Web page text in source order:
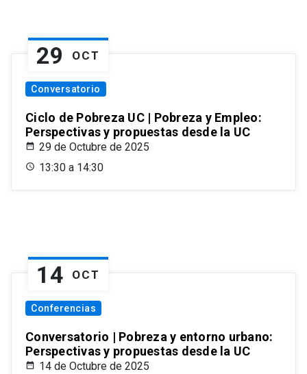
29 OCT
Conversatorio
Ciclo de Pobreza UC | Pobreza y Empleo:
Perspectivas y propuestas desde la UC
29 de Octubre de 2025
13:30 a 14:30
14 OCT
Conferencias
Conversatorio | Pobreza y entorno urbano:
Perspectivas y propuestas desde la UC
14 de Octubre de 2025